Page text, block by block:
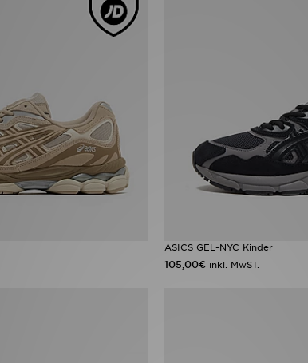
ASICS GEL-NYC Kinder
105,00€ inkl. MwST.